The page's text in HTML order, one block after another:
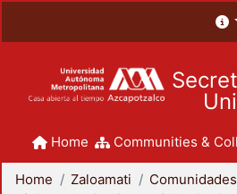
Home Communities &
Home Zaloamati